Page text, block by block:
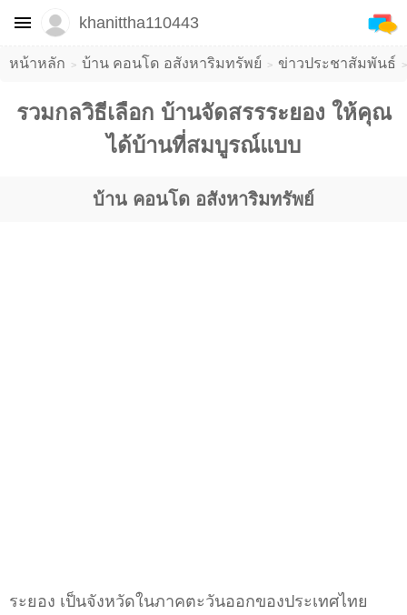
หน้าหลัก บ้าน คอนโด อสังหาริมทรัพย์ ข่าวประชาสัมพันธ์
รวมกลวิธีเลือก บ้านจัดสรรระยอง ให้คุณ
ได้บ้านที่สมบูรณ์แบบ
บ้าน คอนโด อสังหาริมทรัพย์
ระยอง เป็นจังหวัดในภาคตะวันออกของประเทศไทย
khanittha110443